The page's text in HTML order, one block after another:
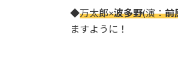
◆万太郎×波多野(演：前
ますように！